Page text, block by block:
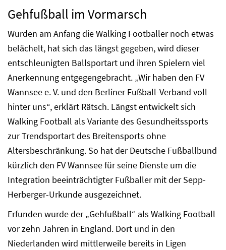
Gehfußball im Vormarsch
Wurden am Anfang die Walking Footballer noch etwas
belächelt, hat sich das längst gegeben, wird dieser
entschleunigten Ballsportart und ihren Spielern viel
Anerkennung entgegengebracht. „Wir haben den FV
Wannsee e. V. und den Berliner Fußball-Verband voll
hinter uns“, erklärt Rätsch. Längst entwickelt sich
Walking Football als Variante des Gesundheitssports
zur Trendsportart des Breitensports ohne
Altersbeschränkung. So hat der Deutsche Fußballbund
kürzlich den FV Wannsee für seine Dienste um die
Integration beeinträchtigter Fußballer mit der Sepp-
Herberger-Urkunde ausgezeichnet.
Erfunden wurde der „Gehfußball“ als Walking Football
vor zehn Jahren in England. Dort und in den
Niederlanden wird mittlerweile bereits in Ligen